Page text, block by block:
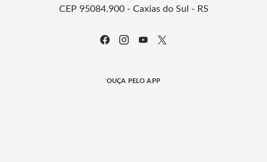
CEP 95084.900 - Caxias do Sul - RS
OUÇA PELO APP